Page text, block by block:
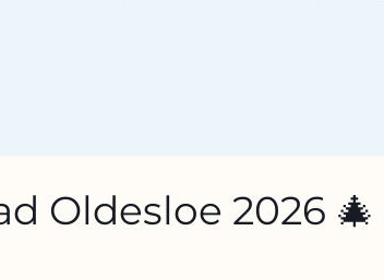
Oldesloe 2026 🎄